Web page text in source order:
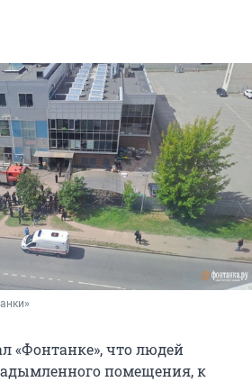
«Фонтанке», что людей
помещения, к